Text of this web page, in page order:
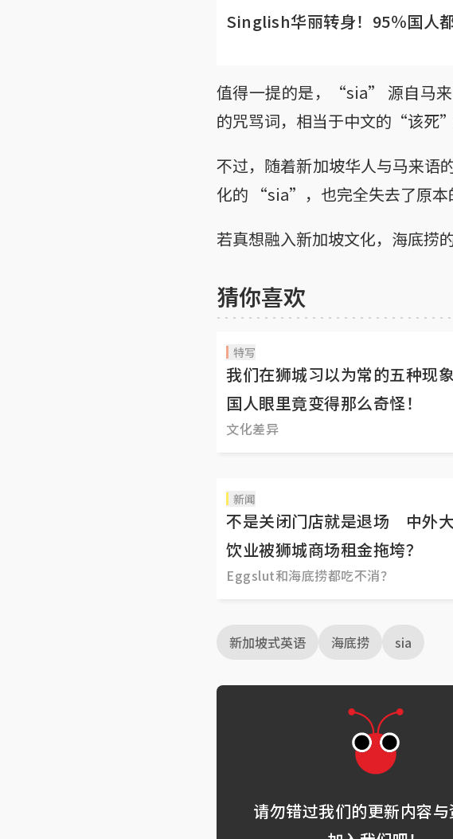
Singlish华丽转身！95％国人
值得一提的是，“sia” 源自马
的咒骂词，相当于中文的“该死
不过，随着新加坡华人与马来
化的 “sia”，也完全失去了原本
若真想融入新加坡文化，海底捞
猜你喜欢
特写
我们在狮城习以为常的五种现
国人眼里竟变得那么奇怪！
文化差异
新闻
不是关闭门店就是退场 中外
饮业被狮城商场租金拖垮？
Eggslut和海底捞都吃不消？
新加坡式英语 海底捞 sia
请勿错过我们的更新内容与